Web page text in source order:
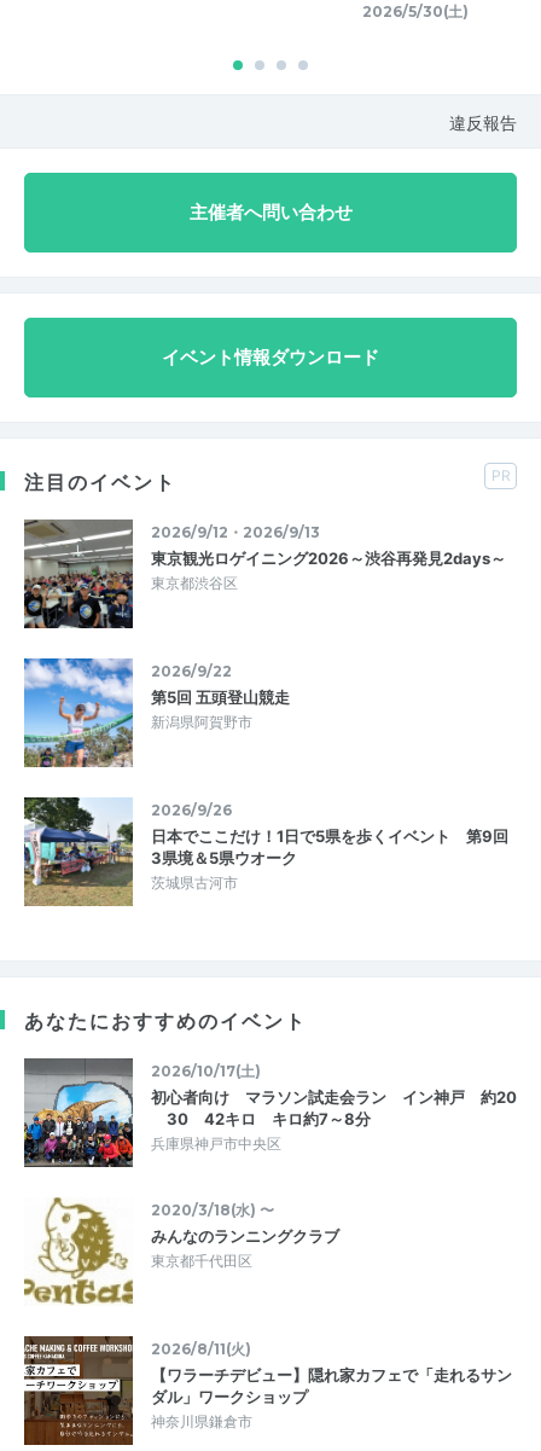
2026/5/30(土)
違反報告
主催者へ問い合わせ
イベント情報ダウンロード
注目のイベント PR
2026/9/12・2026/9/13
東京観光ロゲイニング2026～渋谷再発見2days～
東京都渋谷区
2026/9/22
第5回 五頭登山競走
新潟県阿賀野市
2026/9/26
日本でここだけ！1日で5県を歩くイベント 第9回
3県境＆5県ウオーク
茨城県古河市
あなたにおすすめのイベント
2026/10/17(土)
初心者向け マラソン試走会ラン イン神戸 約20
30 42キロ キロ約7～8分
兵庫県神戸市中央区
2020/3/18(水) 〜
みんなのランニングクラブ
東京都千代田区
2026/8/11(火)
【ワラーチデビュー】隠れ家カフェで「走れるサン
ダル」ワークショップ
神奈川県鎌倉市